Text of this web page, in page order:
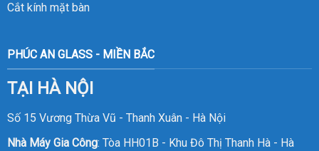
Cắt kính mặt bàn
PHÚC AN GLASS - MIỀN BẮC
TẠI HÀ NỘI
Số 15 Vương Thừa Vũ - Thanh Xuân - Hà Nội
Nhà Máy Gia Công: Tòa HH01B - Khu Đô Thị Thanh Hà - Hà